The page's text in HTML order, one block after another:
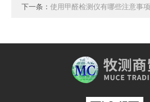
下一条：使用甲醛检测仪有哪些注意事项